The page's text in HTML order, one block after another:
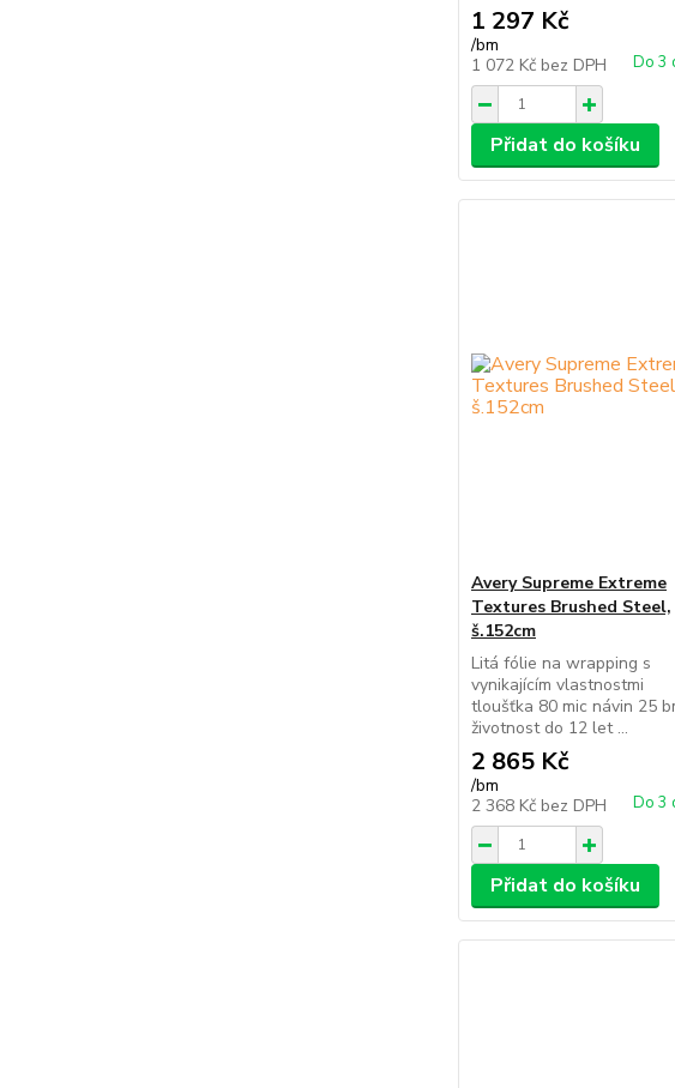
1 297 Kč
/bm
1 072 Kč bez DPH Do 3
Přidat do košíku
Avery Supreme Extreme
Textures Brushed Steel,
š.152cm
Litá fólie na wrapping s
vynikajícím vlastnostmi
tloušťka 80 mic návin 25
životnost do 12 let ...
2 865 Kč
/bm
2 368 Kč bez DPH Do 3
Přidat do košíku